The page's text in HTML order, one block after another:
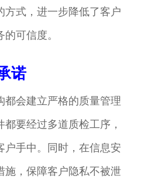
方式，进一步降低了客户
可信度。
诺
都会建立严格的质量管理
要经过多道质检工序，
户手中。同时，在信息安
施，保障客户隐私不被泄